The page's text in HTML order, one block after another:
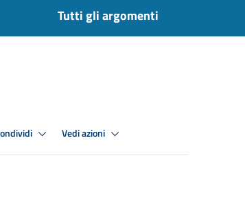
Tutti gli argomenti
Vedi azioni